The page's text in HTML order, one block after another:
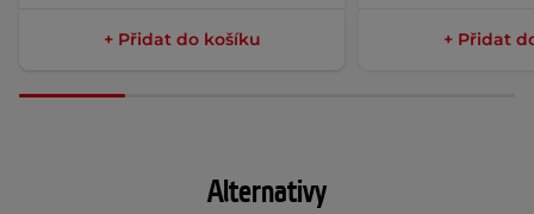
+ Přidat do košíku + Přidat
Alternativy